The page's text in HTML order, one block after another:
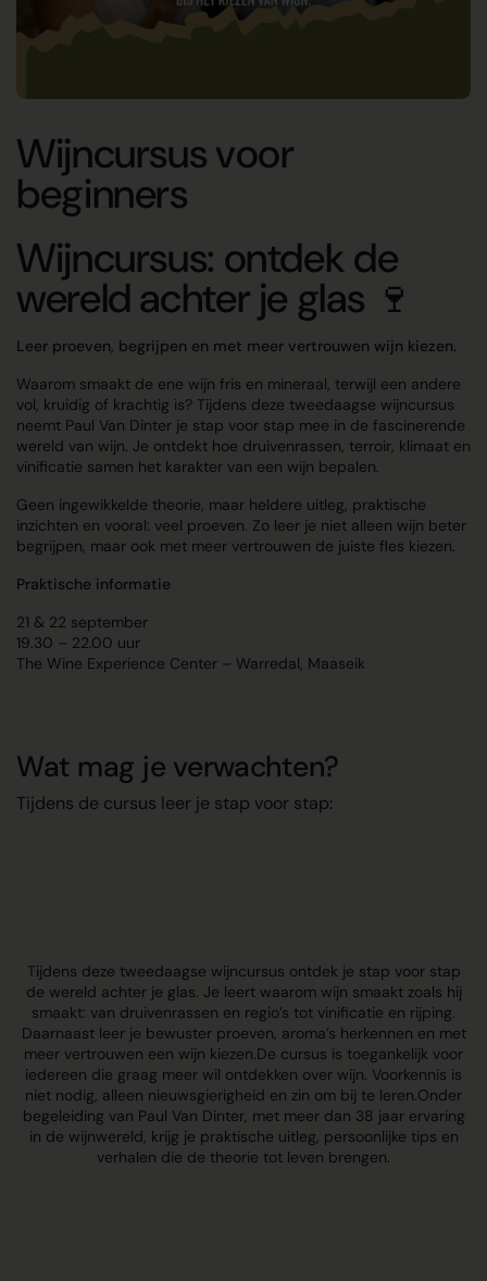
Wijncursus voor
beginners
Wijncursus: ontdek de
wereld achter je glas 🍷
Leer proeven, begrijpen en met meer vertrouwen wijn kiezen.
Waarom smaakt de ene wijn fris en mineraal, terwijl een andere
vol, kruidig of krachtig is? Tijdens deze tweedaagse wijncursus
neemt Paul Van Dinter je stap voor stap mee in de fascinerende
wereld van wijn. Je ontdekt hoe druivenrassen, terroir, klimaat en
vinificatie samen het karakter van een wijn bepalen.
Geen ingewikkelde theorie, maar heldere uitleg, praktische
inzichten en vooral: veel proeven. Zo leer je niet alleen wijn beter
begrijpen, maar ook met meer vertrouwen de juiste fles kiezen.
Praktische informatie
21 & 22 september
19.30 – 22.00 uur
The Wine Experience Center – Warredal, Maaseik
Wat mag je verwachten?
Tijdens de cursus leer je stap voor stap:
Tijdens deze tweedaagse wijncursus ontdek je stap voor stap
de wereld achter je glas. Je leert waarom wijn smaakt zoals hij
smaakt: van druivenrassen en regio’s tot vinificatie en rijping.
Daarnaast leer je bewuster proeven, aroma’s herkennen en met
meer vertrouwen een wijn kiezen.De cursus is toegankelijk voor
iedereen die graag meer wil ontdekken over wijn. Voorkennis is
niet nodig, alleen nieuwsgierigheid en zin om bij te leren.Onder
begeleiding van Paul Van Dinter, met meer dan 38 jaar ervaring
in de wijnwereld, krijg je praktische uitleg, persoonlijke tips en
verhalen die de theorie tot leven brengen.